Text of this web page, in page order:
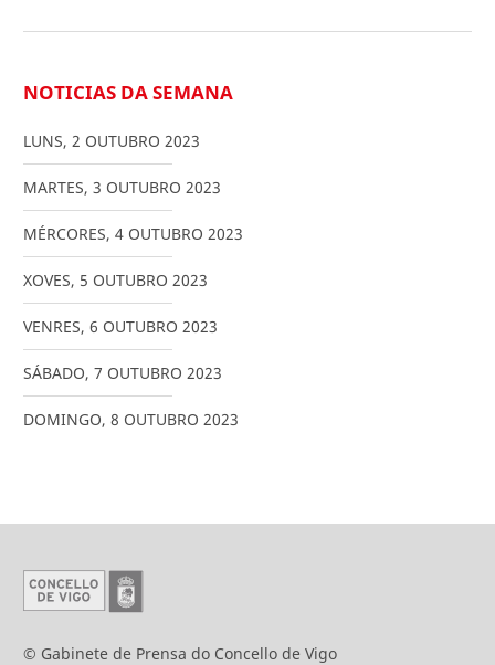
NOTICIAS DA SEMANA
LUNS, 2 OUTUBRO 2023
MARTES, 3 OUTUBRO 2023
MÉRCORES, 4 OUTUBRO 2023
XOVES, 5 OUTUBRO 2023
VENRES, 6 OUTUBRO 2023
SÁBADO, 7 OUTUBRO 2023
DOMINGO, 8 OUTUBRO 2023
© Gabinete de Prensa do Concello de Vigo